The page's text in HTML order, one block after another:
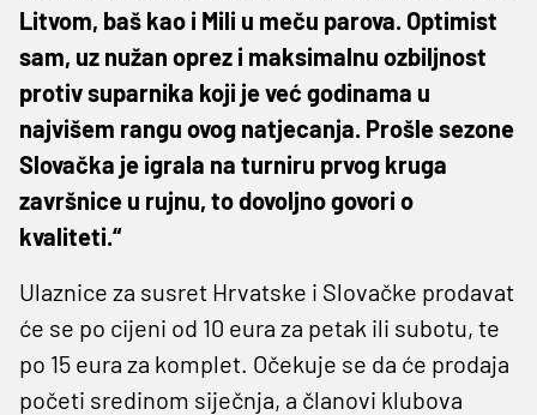
Litvom, baš kao i Mili u meču parova. Optimist
sam, uz nužan oprez i maksimalnu ozbiljnost
protiv suparnika koji je već godinama u
najvišem rangu ovog natjecanja. Prošle sezone
Slovačka je igrala na turniru prvog kruga
završnice u rujnu, to dovoljno govori o
kvaliteti.“
Ulaznice za susret Hrvatske i Slovačke prodavat
će se po cijeni od 10 eura za petak ili subotu, te
po 15 eura za komplet. Očekuje se da će prodaja
početi sredinom siječnja, a članovi klubova